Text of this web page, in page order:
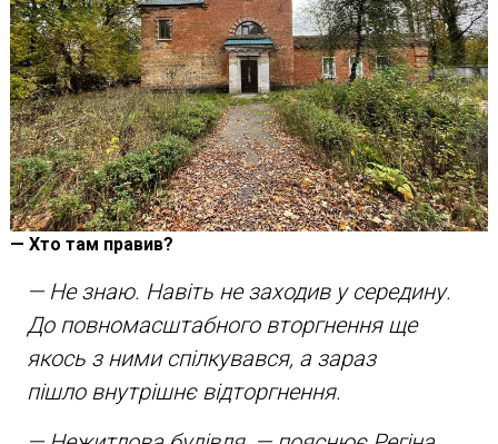
— Хто там правив?
— Не знаю. Навіть не заходив у середину.
До повномасштабного вторгнення ще
якось з ними спілкувався, а зараз
пішло внутрішнє відторгнення.